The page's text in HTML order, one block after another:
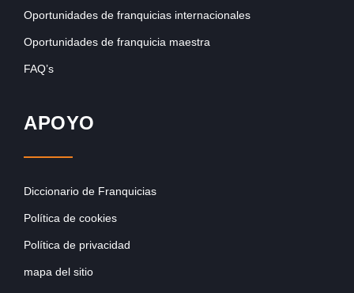
Oportunidades de franquicias internacionales
Oportunidades de franquicia maestra
FAQ’s
APOYO
Diccionario de Franquicias
Política de cookies
Política de privacidad
mapa del sitio